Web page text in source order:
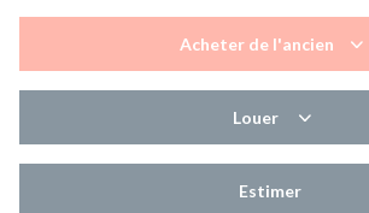
Acheter de l'ancien
Louer
Estimer